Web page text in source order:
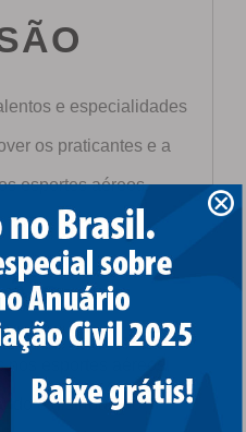
e especialidades
os praticantes e a
esportes aéreos.
esportes aéreos,
e distribuindo